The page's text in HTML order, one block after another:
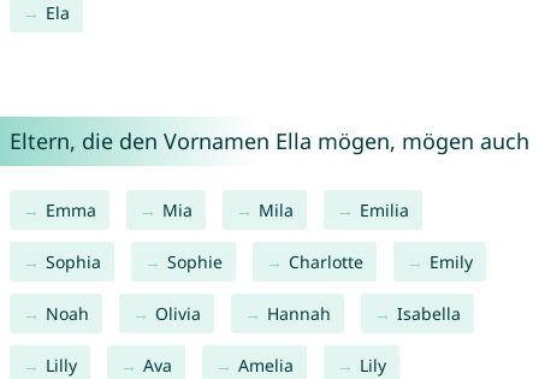
Ela
Eltern, die den Vornamen Ella mögen, mögen auch
Emma Mia Mila Emilia
Sophia Sophie Charlotte Emily
Noah Olivia Hannah Isabella
Lilly Ava Amelia Lily